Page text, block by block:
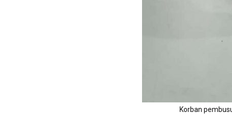
Korban